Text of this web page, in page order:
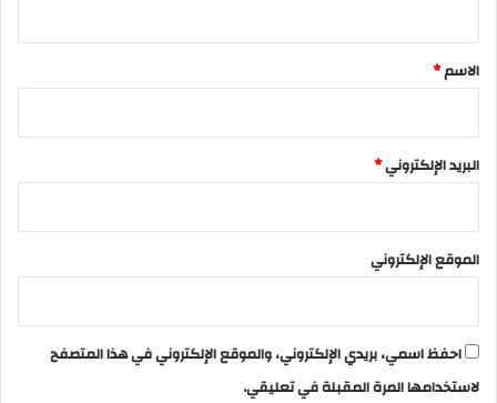
*
الاسم*
البريد الإلكتروني*
الموقع الإلكتروني
احفظ اسمي، بريدي الإلكتروني، والموقع الإلكتروني في هذا المتصفح
لاستخدامها المرة المقبلة في تعليقي.